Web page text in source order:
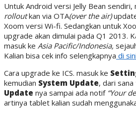
Untuk Android versi Jelly Bean sendiri,
rolloutkan via OTA(over the air)
Xoom versi Wi-fi. Sedangkan untuk
upgrade akan dimulai pada Q1 2013.
masuk ke Asia Pacific/Indonesia,
Kalian bisa cek info selengkapnya di sini
Cara upgrade ke ICS. masuk ke
kemudian System Update, dari
Update nya sampai ada notif “Your
artinya tablet kalian sudah